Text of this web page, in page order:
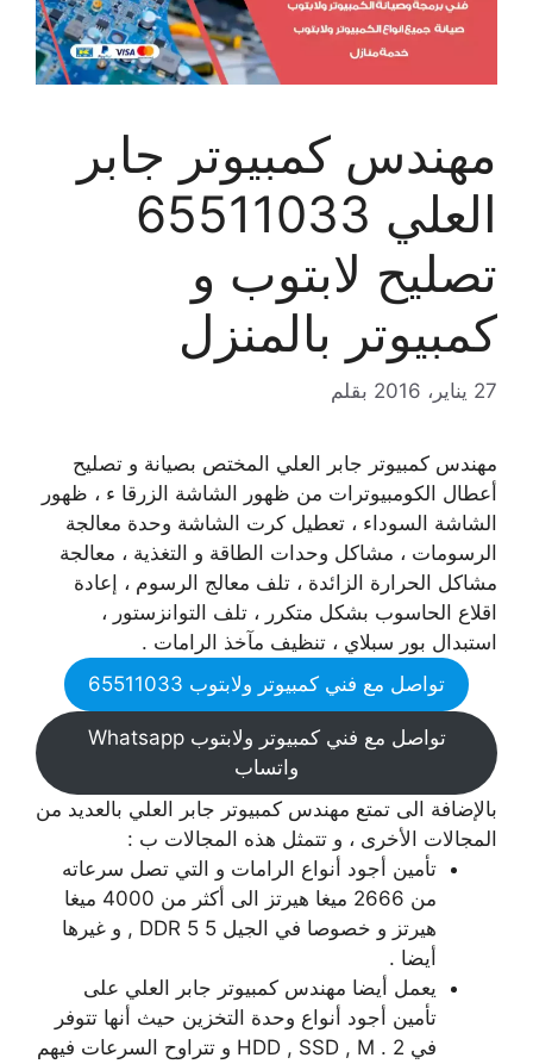
مهندس كمبيوتر جابر
العلي 65511033
تصليح لابتوب و
كمبيوتر بالمنزل
27 يناير، 2016 بقلم
مهندس كمبيوتر جابر العلي المختص بصيانة و تصليح
أعطال الكومبيوترات من ظهور الشاشة الزرقا ء ، ظهور
الشاشة السوداء ، تعطيل كرت الشاشة وحدة معالجة
الرسومات ، مشاكل وحدات الطاقة و التغذية ، معالجة
مشاكل الحرارة الزائدة ، تلف معالج الرسوم ، إعادة
اقلاع الحاسوب بشكل متكرر ، تلف التوانزستور ،
استبدال بور سبلاي ، تنظيف مآخذ الرامات .
تواصل مع فني كمبيوتر ولابتوب 65511033
تواصل مع فني كمبيوتر ولابتوب Whatsapp
واتساب
بالإضافة الى تمتع مهندس كمبيوتر جابر العلي بالعديد من
المجالات الأخرى ، و تتمثل هذه المجالات ب :
تأمين أجود أنواع الرامات و التي تصل سرعاته
من 2666 ميغا هيرتز الى أكثر من 4000 ميغا
هيرتز و خصوصا في الجيل 5 DDR 5 , و غيرها
أيضا .
يعمل أيضا مهندس كمبيوتر جابر العلي على
تأمين أجود أنواع وحدة التخزين حيث أنها تتوفر
في HDD , SSD , M . 2 و تتراوح السرعات فيهم